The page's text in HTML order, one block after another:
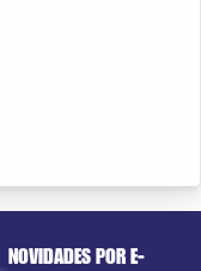
NOVIDADES POR E-